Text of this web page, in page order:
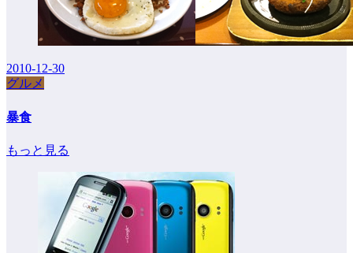
2010-12-30
グルメ
暴食
もっと見る